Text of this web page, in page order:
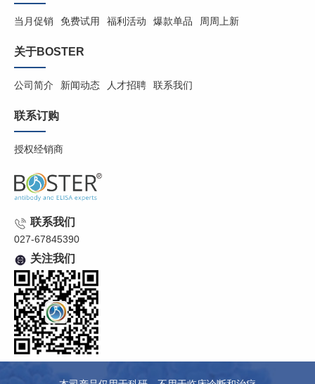
当月促销 免费试用 福利活动 爆款单品 周周上新
关于BOSTER
公司简介 新闻动态 人才招聘 联系我们
联系订购
授权经销商
联系我们
027-67845390
关注我们